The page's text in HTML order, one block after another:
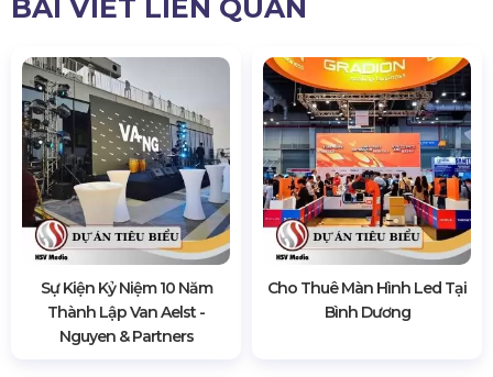
1780 lượt xem